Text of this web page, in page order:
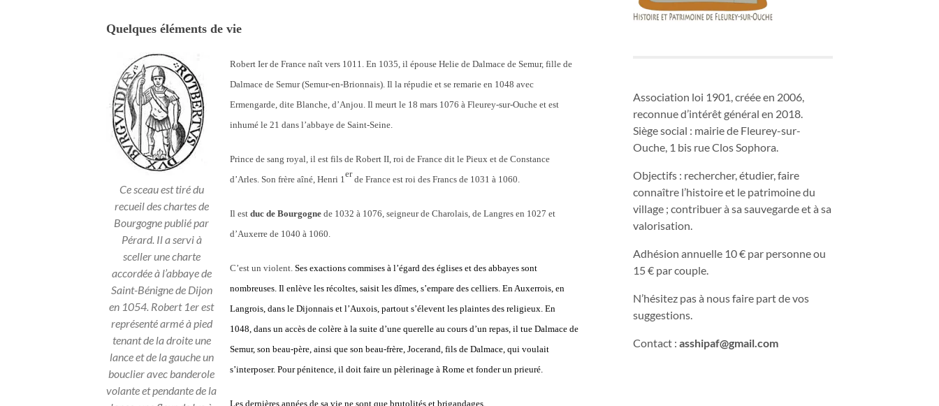
Quelques éléments de vie
Ce sceau est tiré du
recueil des chartes de
Bourgogne publié par
Pérard. Il a servi à
sceller une charte
accordée à l’abbaye de
Saint-Bénigne de Dijon
en 1054. Robert 1er est
représenté armé à pied
tenant de la droite une
lance et de la gauche un
bouclier avec banderole
volante et pendante de la
Robert Ier de France naît vers 1011. En 1035, il épouse Helie de Dalmace de Semur, fille de
Dalmace de Semur (Semur-en-Brionnais). Il la répudie et se remarie en 1048 avec
Ermengarde, dite Blanche, d’Anjou. Il meurt le 18 mars 1076 à Fleurey-sur-Ouche et est
inhumé le 21 dans l’abbaye de Saint-Seine.
Prince de sang royal, il est fils de Robert II, roi de France dit le Pieux et de Constance
d’Arles. Son frère aîné, Henri 1 er de France est roi des Francs de 1031 à 1060.
Il est duc de Bourgogne de 1032 à 1076, seigneur de Charolais, de Langres en 1027 et
d’Auxerre de 1040 à 1060.
C’est un violent. Ses exactions commises à l’égard des églises et des abbayes sont
nombreuses. Il enlève les récoltes, saisit les dîmes, s’empare des celliers. En Auxerrois, en
Langrois, dans le Dijonnais et l’Auxois, partout s’élevent les plaintes des religieux. En
1048, dans un accès de colère à la suite d’une querelle au cours d’un repas, il tue Dalmace de
Semur, son beau-père, ainsi que son beau-frère, Jocerand, fils de Dalmace, qui voulait
s’interposer. Pour pénitence, il doit faire un pèlerinage à Rome et fonder un prieuré.
Les dernières années de sa vie ne sont que brutolités et brigandages.
Association loi 1901, créée en 2006,
reconnue d’intérêt général en 2018.
Siège social : mairie de Fleurey-sur-
Ouche, 1 bis rue Clos Sophora.
Objectifs : rechercher, étudier, faire
connaître l’histoire et le patrimoine du
village ; contribuer à sa sauvegarde et à sa
valorisation.
Adhésion annuelle 10 € par personne ou
15 € par couple.
N’hésitez pas à nous faire part de vos
suggestions.
Contact : asshipaf@gmail.com